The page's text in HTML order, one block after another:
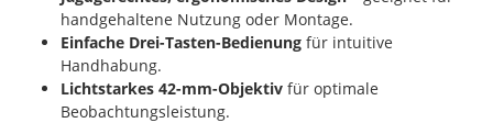
handgehaltene Nutzung oder Montage.
Einfache Drei-Tasten-Bedienung für intuitive
Handhabung.
Lichtstarkes 42-mm-Objektiv für optimale
Beobachtungsleistung.